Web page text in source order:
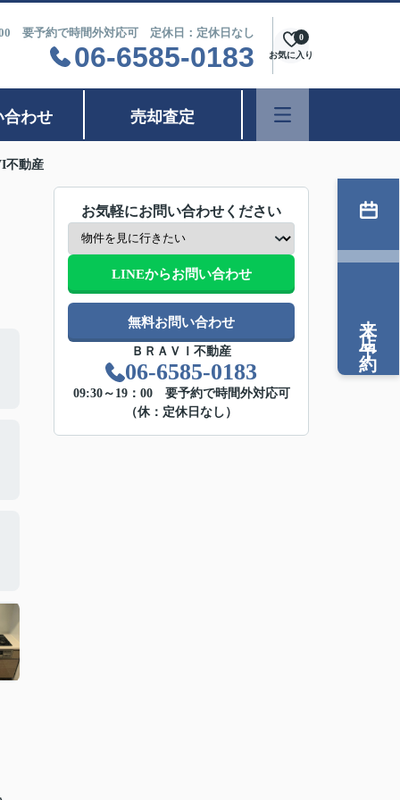
要予約で時間外対応可 定休日：定休日なし
06-6585-0183 お気に入り
0
合わせ 売却査定
不動産
お気軽にお問い合わせください
LINEからお問い合わせ
無料お問い合わせ
ＢＲＡＶＩ不動産
06-6585-0183
09:30～19：00 要予約で時間外対応可
（休：定休日なし）
来店予約